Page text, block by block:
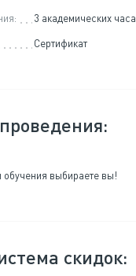
3 академических часа
Сертификат
обучения выбираете вы!
скидок: